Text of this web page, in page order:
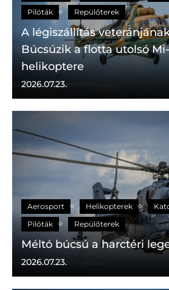
Pilóták
Repülőterek
A légiszállítás
Búcsúzik a flotta utolsó Mi-
helikoptere
2026.07.23.
Aerosport Helikopterek
Pilóták
Repülőterek
Méltó búcsú a harctéri
2026.07.23.